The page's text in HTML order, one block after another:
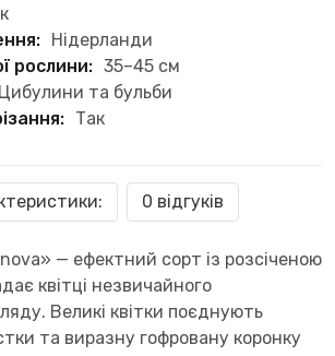
Нідерланди
рослини: 35–45 см
Цибулини та бульби
Так
0 відгуків
— ефектний сорт із розсіченою
квітці незвичайного
Великі квітки поєднують
та виразну гофровану коронку